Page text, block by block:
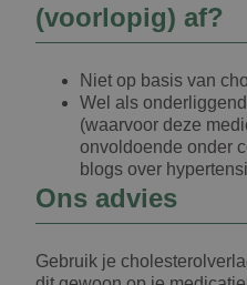
(voorlopig) af?
Niet op basis van
Wel als
(waarvoor deze
onvoldoende onder
blogs over
Ons advies
Gebruik je